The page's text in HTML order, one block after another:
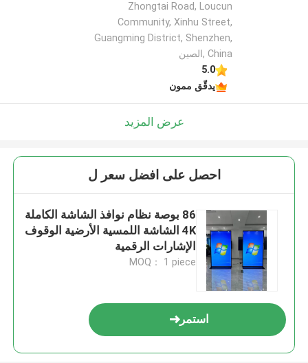
Zhongtai Road, Loucun
Community, Xinhu Street,
Guangming District, Shenzhen,
China ,الصين
5.0
يدقّق ممون
عرض المزيد
احصل على افضل سعر ل
86 بوصة نظام نوافذ الشاشة الكاملة
4K الشاشة اللمسية الأرضية الوقوف
الإشارات الرقمية
MOQ： 1 piece
استمر